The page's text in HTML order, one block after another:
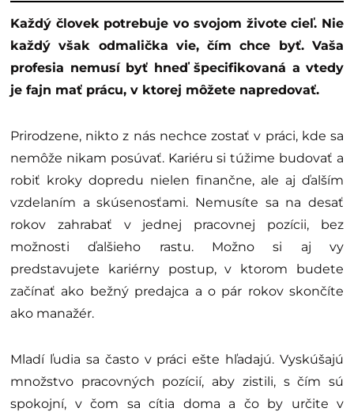
Každý človek potrebuje vo svojom živote cieľ. Nie
každý však odmalička vie, čím chce byť. Vaša
profesia nemusí byť hneď špecifikovaná a vtedy
je fajn mať prácu, v ktorej môžete napredovať.
Prirodzene, nikto z nás nechce zostať v práci, kde sa
nemôže nikam posúvať. Kariéru si túžime budovať a
robiť kroky dopredu nielen finančne, ale aj ďalším
vzdelaním a skúsenosťami. Nemusíte sa na desať
rokov zahrabať v jednej pracovnej pozícii, bez
možnosti ďalšieho rastu. Možno si aj vy
predstavujete kariérny postup, v ktorom budete
začínať ako bežný predajca a o pár rokov skončíte
ako manažér.
Mladí ľudia sa často v práci ešte hľadajú. Vyskúšajú
množstvo pracovných pozícií, aby zistili, s čím sú
spokojní, v čom sa cítia doma a čo by určite v